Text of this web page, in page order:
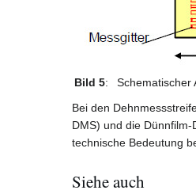
Bild 5:
Schematischer
Bei den
DMS) und die
technische Bedeutung
Siehe auch